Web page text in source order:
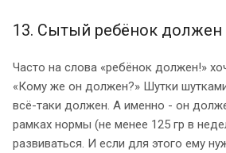
13. Сытый ребёнок должен
Часто на слова «ребёнок должен!»
«Кому же он должен?» Шутки
всё-таки должен. А именно - он
рамках нормы (не менее 125 гр в
развиваться. И если для этого ему